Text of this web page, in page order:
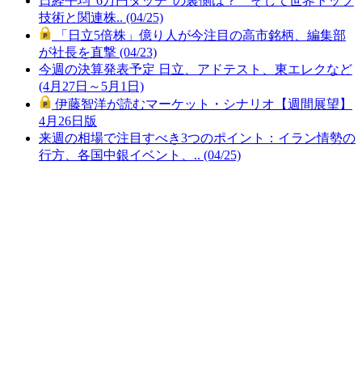
技術と関連株.. (04/25)
「日立5倍株」億り人が今注目の高市銘柄、編集部
が社長を直撃 (04/23)
今週の決算発表予定 日立、アドテスト、東エレクなど
(4月27日～5月1日)
伊藤智洋が読むマーケット・シナリオ【週間展望】
4月26日版
来週の相場で注目すべき3つのポイント：イラン情勢の
行方、各国中銀イベント、.. (04/25)